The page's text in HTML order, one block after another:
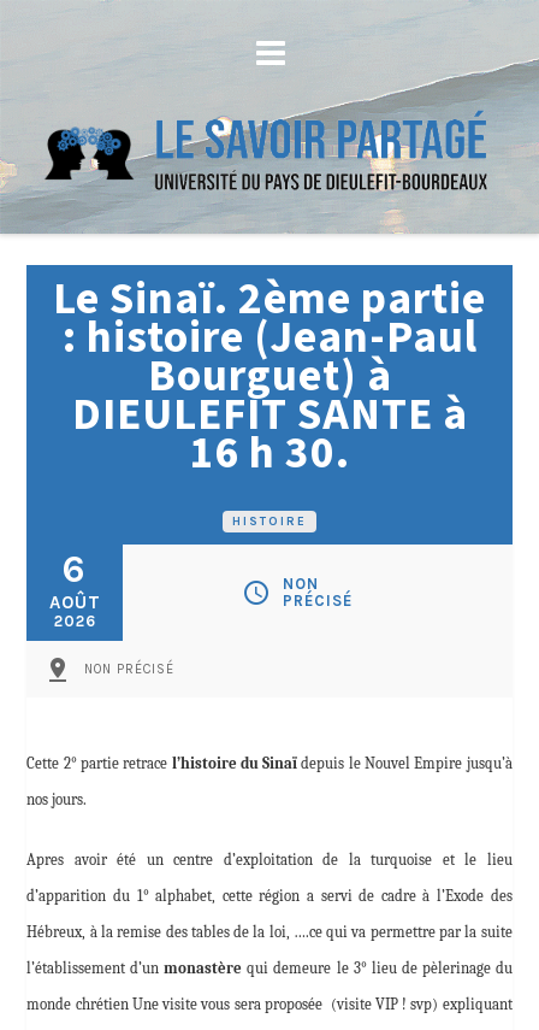
HISTOIRE
Le Sinaï. 2ème partie
: histoire (Jean-Paul
Bourguet) à
DIEULEFIT SANTE à
16 h 30.
6
AOÛT
2026
schedule
NON
PRÉCISÉ
pin_drop NON PRÉCISÉ
Cette 2° partie retrace l’histoire du Sinaï depuis le Nouvel Empire jusqu’à
nos jours.
Apres avoir été un centre d’exploitation de la turquoise et le lieu
d’apparition du 1° alphabet, cette région a servi de cadre à l’Exode des
Hébreux, à la remise des tables de la loi, ….ce qui va permettre par la suite
l’établissement d’unmonastère qui demeure le 3° lieu de pèlerinage du
monde chrétien Une visite vous sera proposée (visite VIP ! svp) expliquant